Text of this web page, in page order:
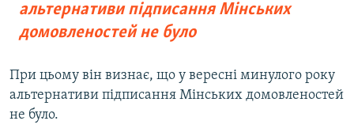
альтернативи підписання Мінських
домовленостей не було
При цьому він визнає, що у вересні минулого року
альтернативи підписання Мінських домовленостей
не було.